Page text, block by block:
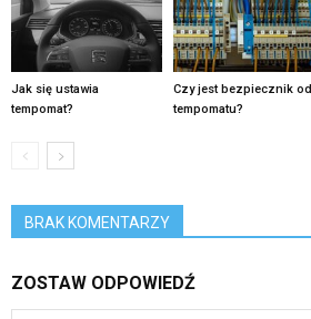
Jak się ustawia
tempomat?
Czy jest bezpiecznik od
tempomatu?
BRAK KOMENTARZY
ZOSTAW ODPOWIEDŹ